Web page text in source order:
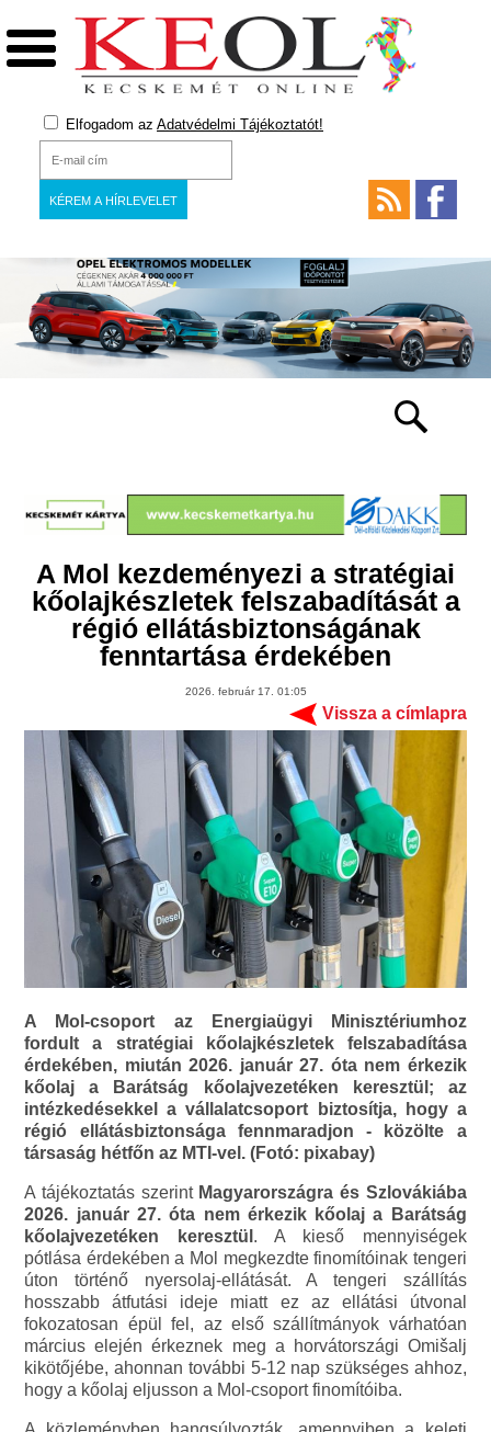
Elfogadom az Adatvédelmi Tájékoztatót!
A Mol kezdeményezi a stratégiai
kőolajkészletek felszabadítását a
régió ellátásbiztonságának
fenntartása érdekében
2026. február 17. 01:05
Vissza a címlapra
A Mol-csoport az Energiaügyi Minisztériumhoz
fordult a stratégiai kőolajkészletek felszabadítása
érdekében, miután 2026. január 27. óta nem érkezik
kőolaj a Barátság kőolajvezetéken keresztül; az
intézkedésekkel a vállalatcsoport biztosítja, hogy a
régió ellátásbiztonsága fennmaradjon - közölte a
társaság hétfőn az MTI-vel. (Fotó: pixabay)
A tájékoztatás szerint Magyarországra és Szlovákiába
2026. január 27. óta nem érkezik kőolaj a Barátság
kőolajvezetéken keresztül . A kieső mennyiségek
pótlása érdekében a Mol megkezdte finomítóinak tengeri
úton történő nyersolaj-ellátását. A tengeri szállítás
hosszabb átfutási ideje miatt ez az ellátási útvonal
fokozatosan épül fel, az első szállítmányok várhatóan
március elején érkeznek meg a horvátországi Omišalj
kikötőjébe, ahonnan további 5-12 nap szükséges ahhoz,
hogy a kőolaj eljusson a Mol-csoport finomítóiba.